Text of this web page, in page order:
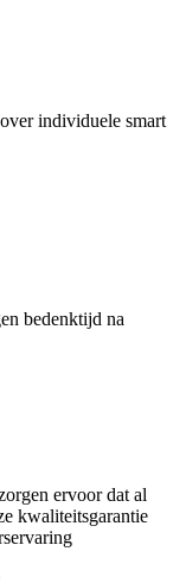
individuele smart
bedenktijd na
ervoor dat al
kwaliteitsgarantie